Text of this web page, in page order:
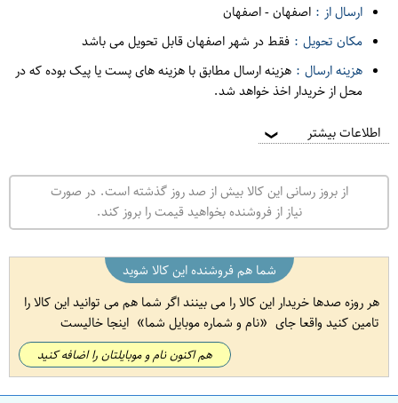
ارسال از : اصفهان-اصفهان
مکان تحویل : فقط در شهر اصفهان قابل تحویل می باشد
هزینه ارسال : هزینه ارسال مطابق با هزینه های پست یا پیک بوده که در
محل از خریدار اخذ خواهد شد.
اطلاعات بیشتر ❯
از بروز رسانی این کالا بیش از صد روز گذشته است. در صورت
نیاز از فروشنده بخواهید قیمت را بروز کند.
شما هم فروشنده این کالا شوید
هر روزه صدها خریدار این کالا را می بینند اگر شما هم می توانید این کالا را
تامین کنید واقعا جای
نام و شماره موبایل شما اینجا خالیست
هم اکنون نام و موبایلتان را اضافه کنید